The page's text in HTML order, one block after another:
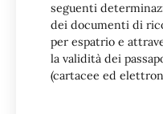
seguenti
dei documenti di
per espatrio e
la validità dei
(cartacee ed